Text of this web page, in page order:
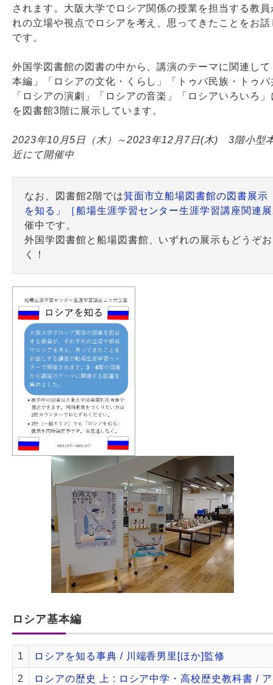
されます。大阪大学でロシア関係の授業を担当する教
れの立場や視点でロシアを考え、思ってきたことをお
です。
外国学図書館の図書の中から、講演のテーマに関連し
本編」「ロシアの文化・くらし」「トゥバ民族・トゥ
「ロシアの演劇」「ロシアの音楽」「ロシアいろいろ
を図書館3階に展示しています。
2023年10月5日（木）～2023年12月7日(木) 3階小型
近にて開催中
なお、図書館2階では箕面市立船場図書館の図書展示
を知る」［船場生涯学習センター生涯学習講座関連
催中です。
外国学図書館と船場図書館、いずれの展示もどうぞ
く！
ロシア基本編
1 ロシアを知る事典 / 川端香男里[ほか]監修
2
ロシアの歴史 上 : ロシア中学・高校歴史教科書 /